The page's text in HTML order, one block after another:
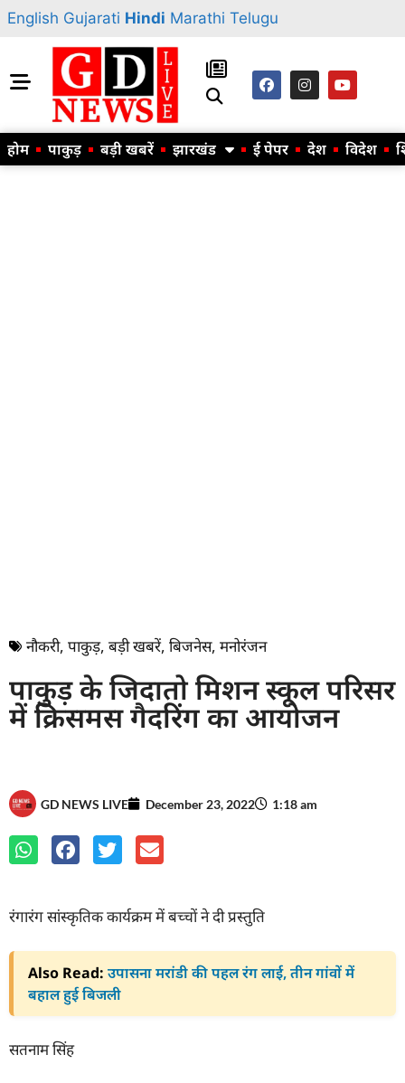
English Gujarati Hindi Marathi Telugu
होम पाकुड़ बड़ी खबरें झारखंड ई पेपर देश विदेश
नौकरी, पाकुड़, बड़ी खबरें, बिजनेस, मनोरंजन
पाकुड़ के जिदातो मिशन स्कूल परिसर
में क्रिसमस गैदरिंग का आयोजन
GD NEWS LIVE December 23, 2022 1:18 am
रंगारंग सांस्कृतिक कार्यक्रम में बच्चों ने दी प्रस्तुति
Also Read: उपासना मरांडी की पहल रंग लाई, तीन गांवों में
बहाल हुई बिजली
सतनाम सिंह